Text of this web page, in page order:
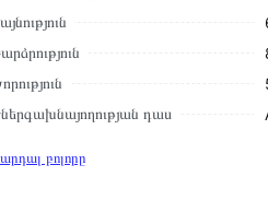
դաս
բոլորը